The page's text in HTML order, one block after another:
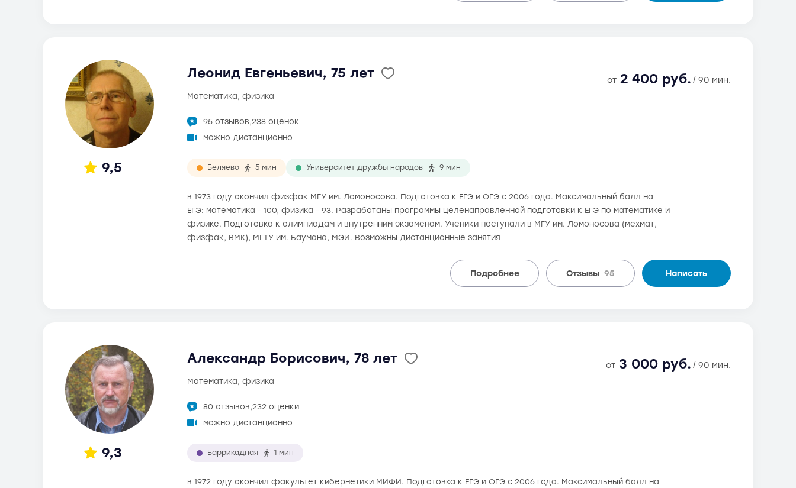
9,5
Леонид Евгеньевич, 75 лет от 2 400 руб. / 90 мин.
математика, физика
95 отзывов,238 оценок
можно дистанционно
Беляево 5 мин Университет дружбы народов 9 мин
в 1973 году окончил физфак МГУ им. Ломоносова. Подготовка к ЕГЭ и ОГЭ с 2006 года. Максимальный балл на
ЕГЭ: математика - 100, физика - 93. Разработаны программы целенаправленной подготовки к ЕГЭ по математике и
физике. Подготовка к олимпиадам и внутренним экзаменам. Ученики поступали в МГУ им. Ломоносова (мехмат,
физфак, ВМК), МГТУ им. Баумана, МЭИ. Возможны дистанционные занятия
Подробнее Отзывы 95 Написать
9,3
Александр Борисович, 78 лет от 3 000 руб. / 90 мин.
математика, физика
80 отзывов,232 оценки
можно дистанционно
Баррикадная 1 мин
в 1972 году окончил факультет кибернетики МИФИ. Подготовка к ЕГЭ и ОГЭ с 2006 года. Максимальный балл на